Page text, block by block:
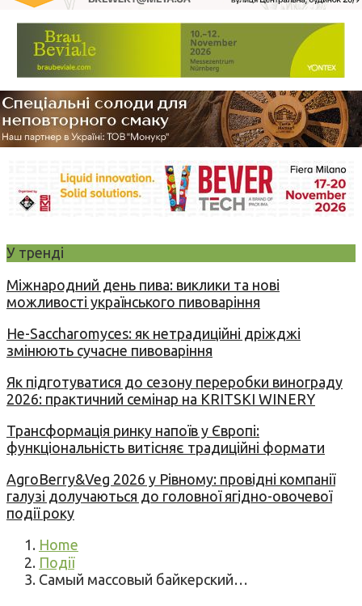
У тренді
Міжнародний день пива: виклики та нові
можливості українського пивоваріння
Не-Saccharomyces: як нетрадиційні дріжджі
змінюють сучасне пивоваріння
Як підготуватися до сезону переробки винограду
2026: практичний семінар на KRITSKI WINERY
Трансформація ринку напоїв у Європі:
функціональність витісняє традиційні формати
AgroBerry&Veg 2026 у Рівному: провідні компанії
галузі долучаються до головної ягідно-овочевої
події року
Home
Події
Самый массовый байкерский…